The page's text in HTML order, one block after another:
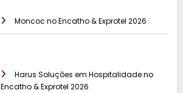
Moncoc no Encatho & Exprotel 2026
Harus Soluções em Hospitalidade no
Encatho & Exprotel 2026